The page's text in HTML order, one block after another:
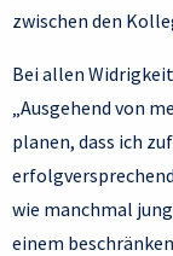
zwischen den
Bei allen
„Ausgehend von
planen, dass ich
wie manchmal
einem